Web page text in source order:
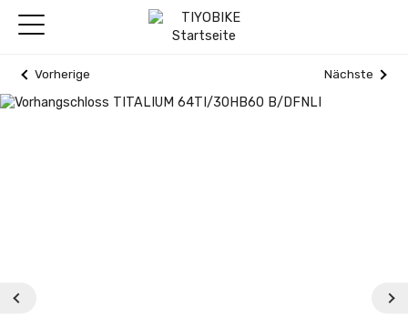
Vorherige Nächste